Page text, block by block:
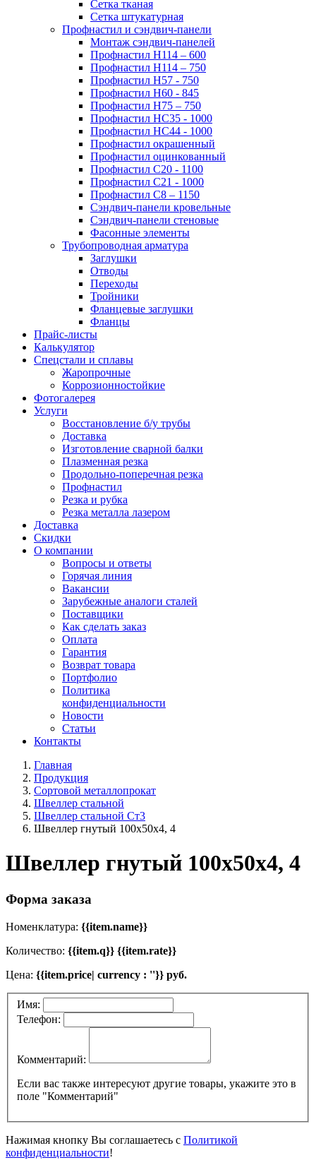
Сетка тканая
Сетка штукатурная
Профнастил и сэндвич-панели
Монтаж сэндвич-панелей
Профнастил Н114 – 600
Профнастил Н114 – 750
Профнастил Н57 - 750
Профнастил Н60 - 845
Профнастил Н75 – 750
Профнастил НС35 - 1000
Профнастил НС44 - 1000
Профнастил окрашенный
Профнастил оцинкованный
Профнастил С20 - 1100
Профнастил С21 - 1000
Профнастил С8 – 1150
Сэндвич-панели кровельные
Сэндвич-панели стеновые
Фасонные элементы
Трубопроводная арматура
Заглушки
Отводы
Переходы
Тройники
Фланцевые заглушки
Фланцы
Прайс-листы
Калькулятор
Спецстали и сплавы
Жаропрочные
Коррозионностойкие
Фотогалерея
Услуги
Восстановление б/у трубы
Доставка
Изготовление сварной балки
Плазменная резка
Продольно-поперечная резка
Профнастил
Резка и рубка
Резка металла лазером
Доставка
Скидки
О компании
Вопросы и ответы
Горячая линия
Вакансии
Зарубежные аналоги сталей
Поставщики
Как сделать заказ
Оплата
Гарантия
Возврат товара
Портфолио
Политика
конфиденциальности
Новости
Статьи
Контакты
Главная
Продукция
Сортовой металлопрокат
Швеллер стальной
Швеллер стальной Ст3
Швеллер гнутый 100x50х4, 4
Швеллер гнутый 100x50х4, 4
Форма заказа
Номенклатура: {{item.name}}
Количество: {{item.q}} {{item.rate}}
Цена: {{item.price| currency : ''}} руб.
Имя:
Телефон:
Комментарий:
Если вас также интересуют другие товары, укажите это в
поле "Комментарий"
Нажимая кнопку Вы соглашаетесь с Политикой
конфиденциальности!